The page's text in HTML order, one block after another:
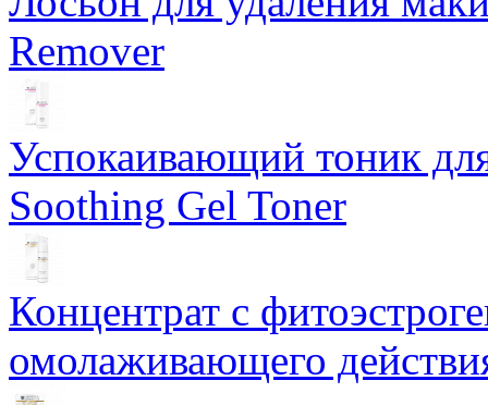
Remover
Успокаивающий тоник
Soothing Gel Toner
Концентрат с
омолаживающего